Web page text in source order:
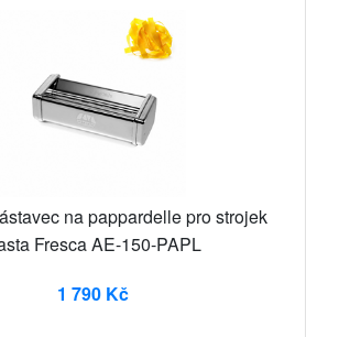
na pappardelle pro strojek
Fresca AE-150-PAPL
1 790 Kč